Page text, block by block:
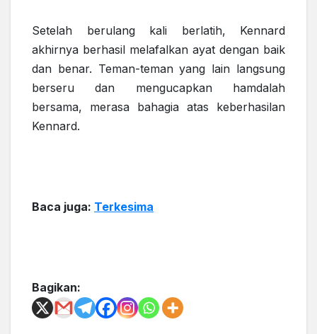
Setelah berulang kali berlatih, Kennard
akhirnya berhasil melafalkan ayat dengan baik
dan benar. Teman-teman yang lain langsung
berseru dan mengucapkan hamdalah
bersama, merasa bahagia atas keberhasilan
Kennard.
Baca juga: Terkesima
Bagikan: